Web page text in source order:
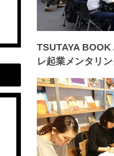
TSUTAYA
レ起業メンタリ